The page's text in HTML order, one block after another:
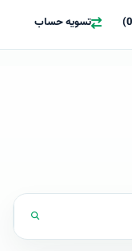
تسویه حساب